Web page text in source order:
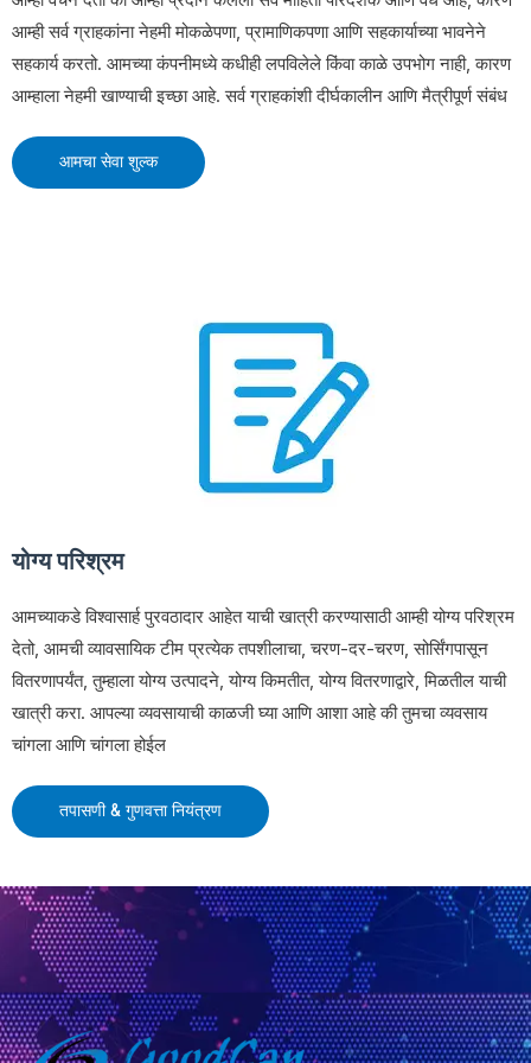
आम्ही सर्व ग्राहकांना नेहमी मोकळेपणा, प्रामाणिकपणा आणि सहकार्याच्या भावनेने
सहकार्य करतो. आमच्या कंपनीमध्ये कधीही लपविलेले किंवा काळे उपभोग नाही, कारण
आम्हाला नेहमी खाण्याची इच्छा आहे. सर्व ग्राहकांशी दीर्घकालीन आणि मैत्रीपूर्ण संबंध
आमचा सेवा शुल्क
योग्य परिश्रम
आमच्याकडे विश्वासार्ह पुरवठादार आहेत याची खात्री करण्यासाठी आम्ही योग्य परिश्रम
देतो, आमची व्यावसायिक टीम प्रत्येक तपशीलाचा, चरण-दर-चरण, सोर्सिंगपासून
वितरणापर्यंत, तुम्हाला योग्य उत्पादने, योग्य किमतीत, योग्य वितरणाद्वारे, मिळतील याची
खात्री करा. आपल्या व्यवसायाची काळजी घ्या आणि आशा आहे की तुमचा व्यवसाय
चांगला आणि चांगला होईल
तपासणी& गुणवत्ता नियंत्रण